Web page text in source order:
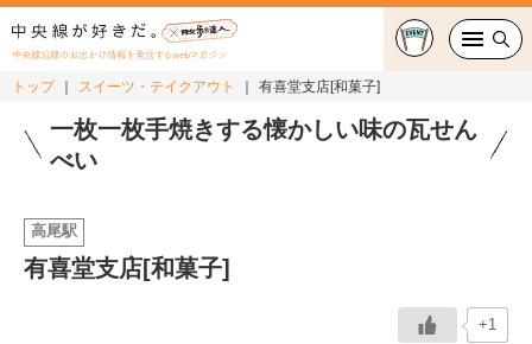
中央線沿線のお出かけ情報を発信するwebマガジン
グルメ・カフェ
おでかけ
トップ スイーツ・テイクアウト 有喜堂支店[和菓子]
一枚一枚手焼きする懐かしい味の瓦せん
べい
高尾駅
有喜堂支店[和菓子]
+1